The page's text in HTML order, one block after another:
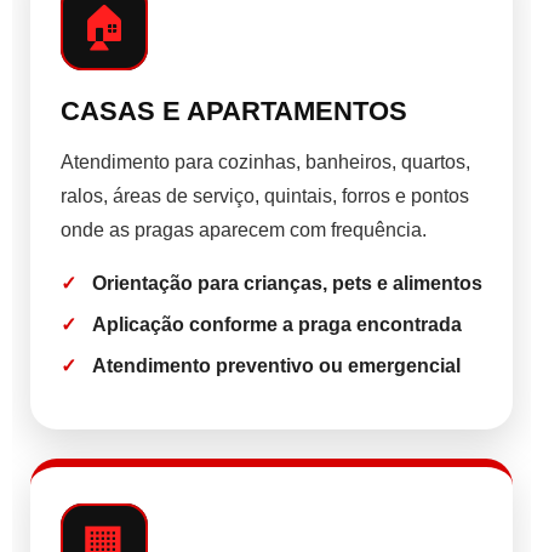
🏠
CASAS E APARTAMENTOS
Atendimento para cozinhas, banheiros, quartos,
ralos, áreas de serviço, quintais, forros e pontos
onde as pragas aparecem com frequência.
Orientação para crianças, pets e alimentos
Aplicação conforme a praga encontrada
Atendimento preventivo ou emergencial